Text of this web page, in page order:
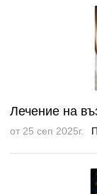
Лечение на
от 25 сеп 2025г.